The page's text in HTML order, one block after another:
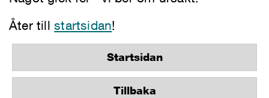
Åter tillstartsidan!
Startsidan
Tillbaka